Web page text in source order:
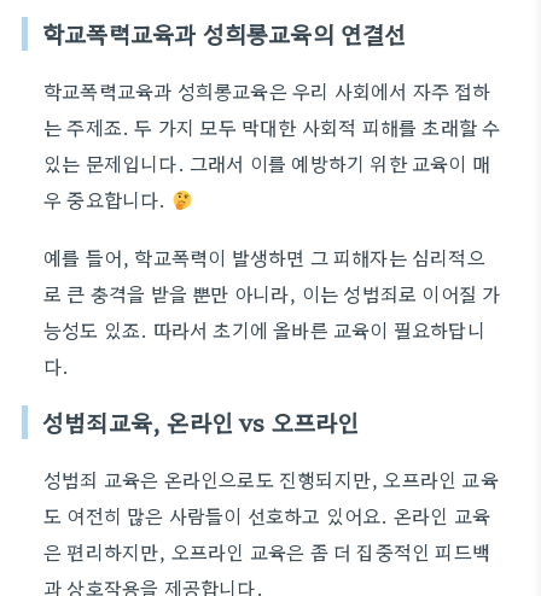
학교폭력교육과 성희롱교육의 연결선
학교폭력교육과 성희롱교육은 우리 사회에서 자주 접하
는 주제죠. 두 가지 모두 막대한 사회적 피해를 초래할 수
있는 문제입니다. 그래서 이를 예방하기 위한 교육이 매
우 중요합니다.
예를 들어, 학교폭력이 발생하면 그 피해자는 심리적으
로 큰 충격을 받을 뿐만 아니라, 이는 성범죄로 이어질 가
능성도 있죠. 따라서 초기에 올바른 교육이 필요하답니
다.
성범죄교육, 온라인 vs 오프라인
성범죄 교육은 온라인으로도 진행되지만, 오프라인 교육
도 여전히 많은 사람들이 선호하고 있어요. 온라인 교육
은 편리하지만, 오프라인 교육은 좀 더 집중적인 피드백
과 상호작용을 제공합니다.